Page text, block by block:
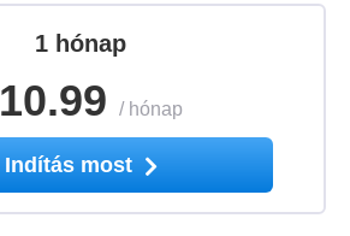
1 hónap
10.99 / hónap
Indítás most